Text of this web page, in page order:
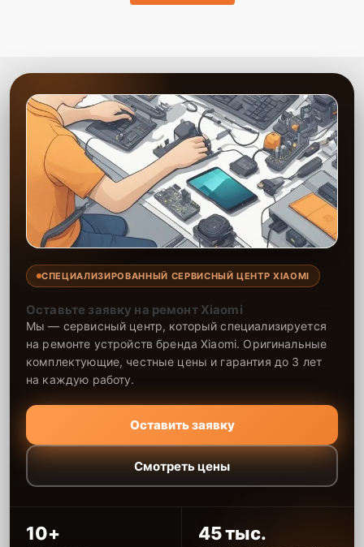
уверены в долговечности своих работ, поэтому предоставляем
СПЕЦИАЛИЗИРОВАННЫЙ СЕРВИСНЫЙ ЦЕНТР XIAOMI
Оставьте заявку на ремонт Xiaomi
Мы — сервисный центр, который специализируется
на ремонте устройств бренда Xiaomi. Оригинальные
комплектующие, честные цены и гарантия до 3 лет
на каждую работу.
Оставить заявку
Смотреть цены
10+ 45 тыс.